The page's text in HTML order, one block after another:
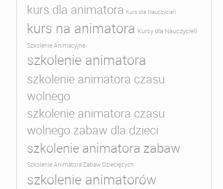
kurs dla animatora Kurs dla Nauczycieli
kurs na animatora Kursy dla Nauczycieli
Szkolenie Animacyjne
szkolenie animatora
szkolenie animatora czasu
wolnego
szkolenie animatora czasu
wolnego zabaw dla dzieci
szkolenie animatora zabaw
Szkolenie Animatora Zabaw Dziecięcych
szkolenie animatorów